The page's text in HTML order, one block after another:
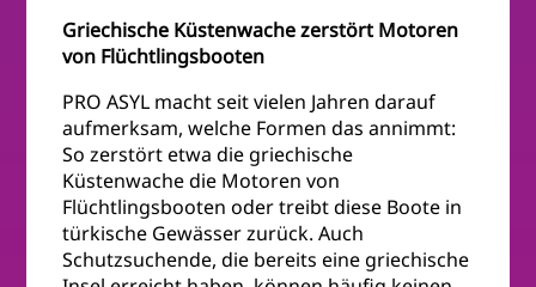
Griechische Küstenwache zerstört Motoren
von Flüchtlingsbooten
PRO ASYL macht seit vielen Jahren darauf
aufmerksam, welche Formen das annimmt:
So zerstört etwa die griechische
Küstenwache die Motoren von
Flüchtlingsbooten oder treibt diese Boote in
türkische Gewässer zurück. Auch
Schutzsuchende, die bereits eine griechische